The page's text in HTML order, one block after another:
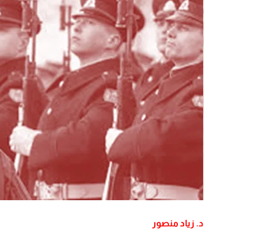
د. زياد منصور